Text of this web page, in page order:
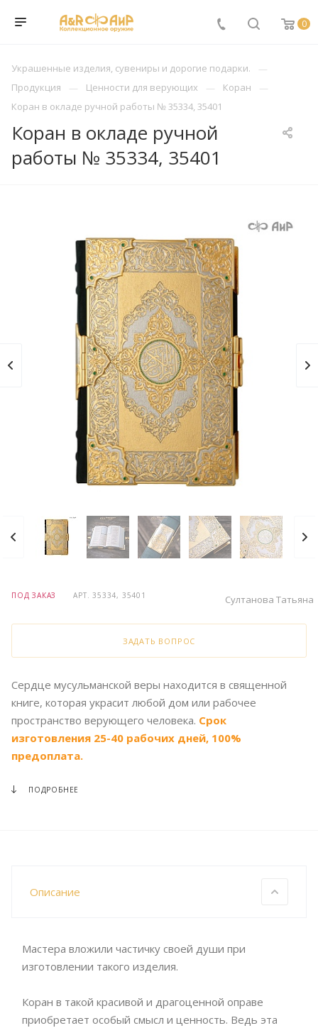
0
Украшенные изделия, сувениры и дорогие подарки.
Продукция
Ценности для верующих
Коран
Коран в окладе ручной работы № 35334, 35401
Коран в окладе ручной
работы № 35334, 35401
ПОД ЗАКАЗ АРТ.35334, 35401 Султанова Татьяна
ЗАДАТЬ ВОПРОС
Сердце мусульманской веры находится в священной
книге, которая украсит любой дом или рабочее
пространство верующего человека. Срок
изготовления 25-40 рабочих дней, 100%
предоплата.
ПОДРОБНЕЕ
Описание
Мастера вложили частичку своей души при
изготовлении такого изделия.
Коран в такой красивой и драгоценной оправе
приобретает особый смысл и ценность. Ведь эта